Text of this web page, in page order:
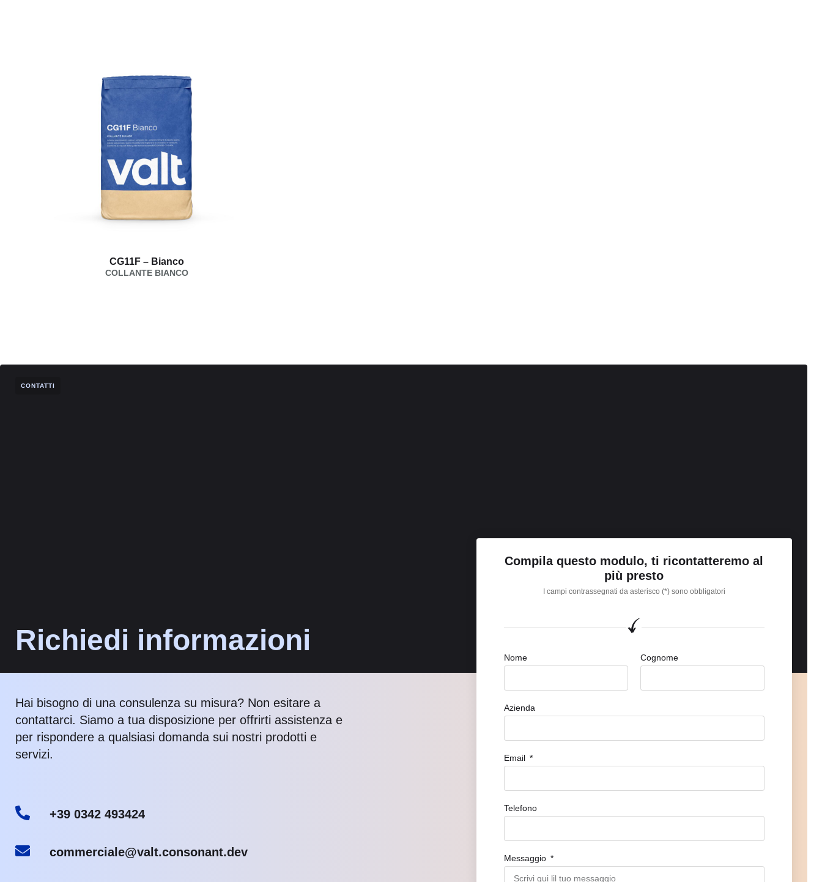
CG11F – Bianco
COLLANTE BIANCO
CONTATTI
Richiedi informazioni
Hai bisogno di una consulenza su misura? Non esitare a
contattarci. Siamo a tua disposizione per offrirti assistenza e
per rispondere a qualsiasi domanda sui nostri prodotti e
servizi.
+39 0342 493424
commerciale@valt.consonant.dev
Compila questo modulo, ti ricontatteremo al
più presto
I campi contrassegnati da asterisco (*) sono obbligatori
Nome Cognome
Azienda
Email
Telefono
Messaggio